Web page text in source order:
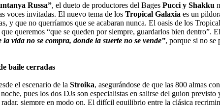
Russa”, el dueto de productores del Bages Pucci y Shakku
voces invitadas. El nuevo tema de los Tropical Galaxia es un
y que no querríamos que se acabaran nunca. El oasis de los
queremos “que se queden por siempre, guardarlos bien
la vida no se compra, donde la suerte no se vende”, porque si no se
baile cerradas
el escenario de la Stroika, asegurándose de que las 800 almas
pues los dos DJs son especialistas en salirse del guion
siempre en modo on. El difícil equilibrio entre la clásica